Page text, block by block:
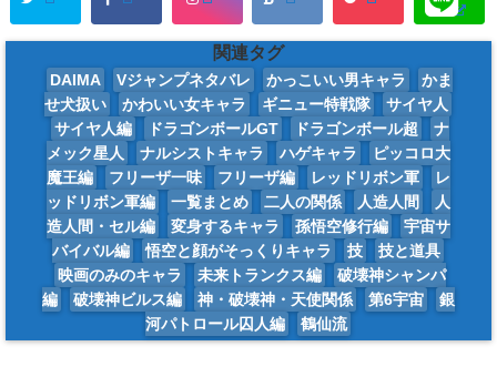
関連タグ
DAIMA Vジャンプネタバレ かっこいい男キャラ
かま
せ犬扱い
かわいい女キャラ ギニュー特戦隊
サイヤ人
サイヤ人編
ドラゴンボールGT ドラゴンボール超
ナ
メック星人
ナルシストキャラ ハゲキャラ
ピッコロ大
魔王編
フリーザ一味 フリーザ編 レッドリボン軍
レ
ッドリボン軍編
一覧まとめ 二人の関係 人造人間
人
造人間・セル編
変身するキャラ 孫悟空修行編
宇宙サ
バイバル編
悟空と顔がそっくりキャラ 技
技と道具
映画のみのキャラ
未来トランクス編
破壊神シャンパ
編
破壊神ビルス編 神・破壊神・天使関係 第6宇宙
銀
河パトロール囚人編
鶴仙流